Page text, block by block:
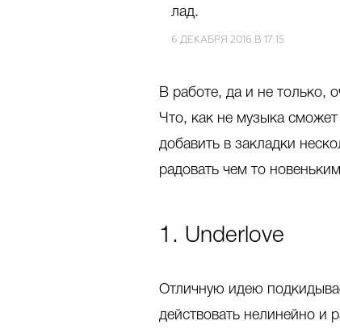
лад.
6 ДЕКАБРЯ 2016 В 17:15
В работе, да и не только,
Что, как не музыка
добавить в закладки
радовать чем то
1. Underlove
Отличную идею
действовать нелинейно и